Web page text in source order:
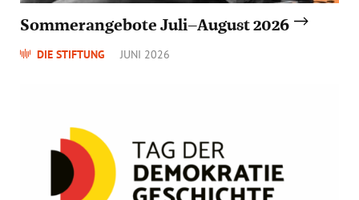
Sommerangebote Juli–August 2026
DIE STIFTUNG JUNI 2026